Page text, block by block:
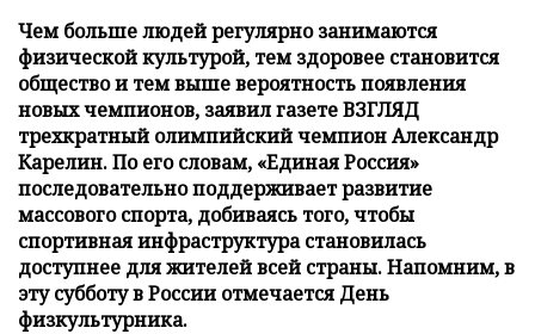
Чем больше людей регулярно занимаются
физической культурой, тем здоровее становится
общество и тем выше вероятность появления
новых чемпионов, заявил газете ВЗГЛЯД
трехкратный олимпийский чемпион Александр
Карелин. По его словам, «Единая Россия»
последовательно поддерживает развитие
массового спорта, добиваясь того, чтобы
спортивная инфраструктура становилась
доступнее для жителей всей страны. Напомним, в
эту субботу в России отмечается День
физкультурника.